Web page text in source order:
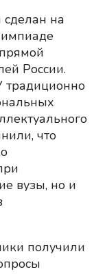
на
России.
традиционно
что
вузы, но и
получили